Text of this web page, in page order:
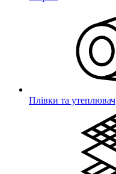
Плівки та утеплювач